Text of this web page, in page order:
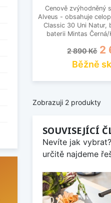
Cenově zvýhodněný
Alveus - obsahuje
Classic 30 Uni Natur,
baterii Mintas
Běžná cena
2 890 Kč 2
Běžně
Zobrazuji 2 produkty
SOUVISEJÍCÍ
Nevíte jak
určitě najdeme